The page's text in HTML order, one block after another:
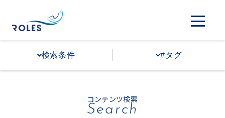
検索条件 #タグ
コンテンツ検索
Search